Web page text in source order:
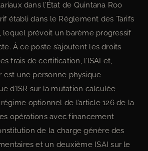
dans l’État de Quintana Roo
établi dans le Règlement des Tarifs
lequel prévoit un barème progressif
À ce poste s’ajoutent les droits
frais de certification, l’ISAI et,
est une personne physique
d’ISR sur la mutation calculée
optionnel de l’article 126 de la
opérations avec financement
de la charge génère des
et un deuxième ISAI sur le